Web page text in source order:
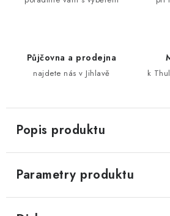
Půjčovna a prodejna
najdete nás v Jihlavě
k
Popis produktu
Parametry produktu